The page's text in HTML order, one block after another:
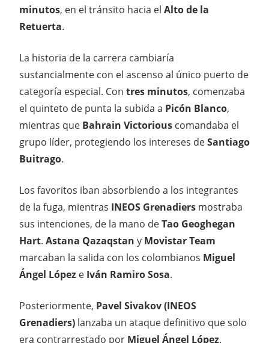
minutos, en el tránsito hacia el Alto de la
Retuerta.
La historia de la carrera cambiaría
sustancialmente con el ascenso al único puerto de
categoría especial. Con tres minutos, comenzaba
el quinteto de punta la subida a Picón Blanco,
mientras que Bahrain Victorious comandaba el
grupo líder, protegiendo los intereses deSantiago
Buitrago.
Los favoritos iban absorbiendo a los integrantes
de la fuga, mientras INEOS Grenadiers mostraba
sus intenciones, de la mano deTao Geoghegan
Hart. Astana Qazaqstan y Movistar Team
marcaban la salida con los colombianos Miguel
Ángel López e Iván Ramiro Sosa.
Posteriormente, Pavel Sivakov (INEOS
Grenadiers) lanzaba un ataque definitivo que solo
era contrarrestado por Miguel Ángel López.